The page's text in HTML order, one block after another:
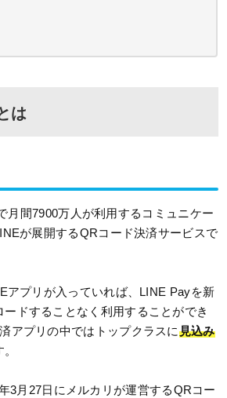
は
月間7900万人が利用するコミュニケー
が展開するQRコード決済サービスで
アプリが入っていれば、LINE Payを新
ドすることなく利用することができ
アプリの中ではトップクラスに見込み
3月27日にメルカリが運営するQRコー